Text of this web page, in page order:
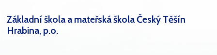
Základní škola a mateřská škola Český Těšín
Hrabina, p.o.